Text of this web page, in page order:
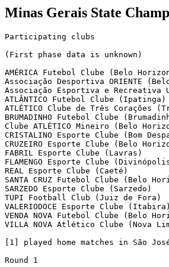
Minas Gerais State
Participating clubs
(First phase data is unknown)
AMÉRICA Futebol Clube (Belo
Associação Desportiva ORIENTE
Associação Esportiva e Recreativa
ATLÂNTICO Futebol Clube (Ipatinga)
ATLÉTICO Clube de Três Corações
BRUMADINHO Futebol Clube
Clube ATLÉTICO Mineiro (Belo
CRISTALINO Esporte Clube (Bom
CRUZEIRO Esporte Clube (Belo
FABRIL Esporte Clube (Lavras)
FLAMENGO Esporte Clube
REAL Esporte Clube (Caeté)
SANTA CRUZ Futebol Clube (Belo
SARZEDO Esporte Clube (Sarzedo)
TUPI Football Club (Juiz de Fora)
VALERIODOCE Esporte Clube (Itabira)
VENDA NOVA Futebol Clube (Belo
VILLA NOVA Atlético Clube (Nova
[1] played home matches in São
Round 1